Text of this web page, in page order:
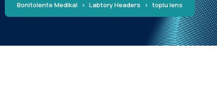
Bonitolente Medikal > Labtory Headers > toplu lens